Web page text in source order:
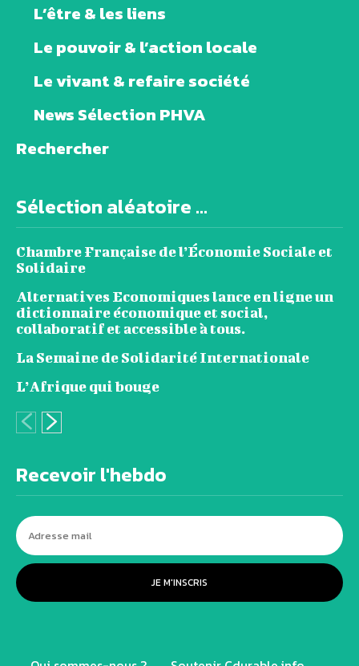
L’être & les liens
Le pouvoir & l’action locale
Le vivant & refaire société
News Sélection PHVA
Rechercher
Sélection aléatoire ...
Chambre Française de l’Économie Sociale et
Solidaire
Alternatives Economiques lance en ligne un
dictionnaire économique et social,
collaboratif et accessible à tous.
La Semaine de Solidarité Internationale
L’Afrique qui bouge
Recevoir l'hebdo
JE M'INSCRIS